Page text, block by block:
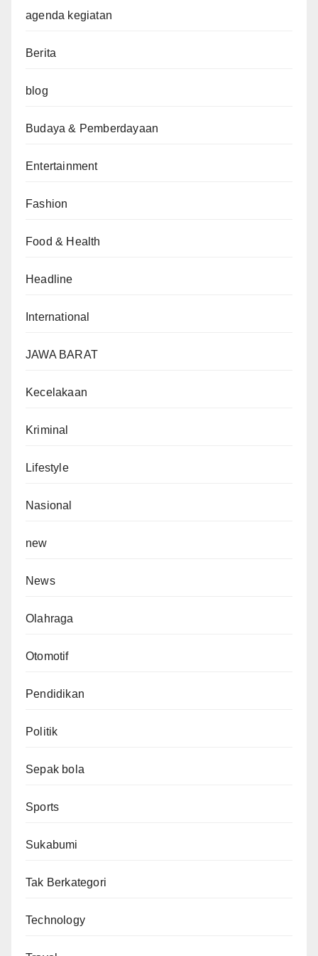
agenda kegiatan
Berita
blog
Budaya & Pemberdayaan
Entertainment
Fashion
Food & Health
Headline
International
JAWA BARAT
Kecelakaan
Kriminal
Lifestyle
Nasional
new
News
Olahraga
Otomotif
Pendidikan
Politik
Sepak bola
Sports
Sukabumi
Tak Berkategori
Technology